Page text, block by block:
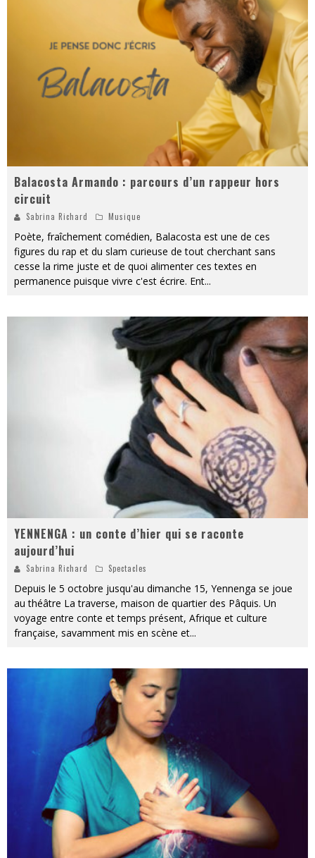
« MOFUSAND / Parler Japonais » – Des Expressions Pratiques !
« Dr Wertham / L’homme qui étudia les tueurs en série » - Un Métier à Risque !
« Le Vent dand les Saules » - Une Belle Histoire !
« Damn Them All » - Un duo de Choc !
Yoshi and the mysterious book
Balacosta Armando : parcours d’un rappeur hors
circuit
Sabrina Richard Musique
Poète, fraîchement comédien, Balacosta est une de ces
figures du rap et du slam curieuse de tout cherchant sans
cesse la rime juste et de quoi alimenter ces textes en
permanence puisque vivre c'est écrire. Ent...
YENNENGA : un conte d’hier qui se raconte
aujourd’hui
Sabrina Richard Spectacles
Depuis le 5 octobre jusqu'au dimanche 15, Yennenga se joue
au théâtre La traverse, maison de quartier des Pâquis. Un
voyage entre conte et temps présent, Afrique et culture
française, savamment mis en scène et...